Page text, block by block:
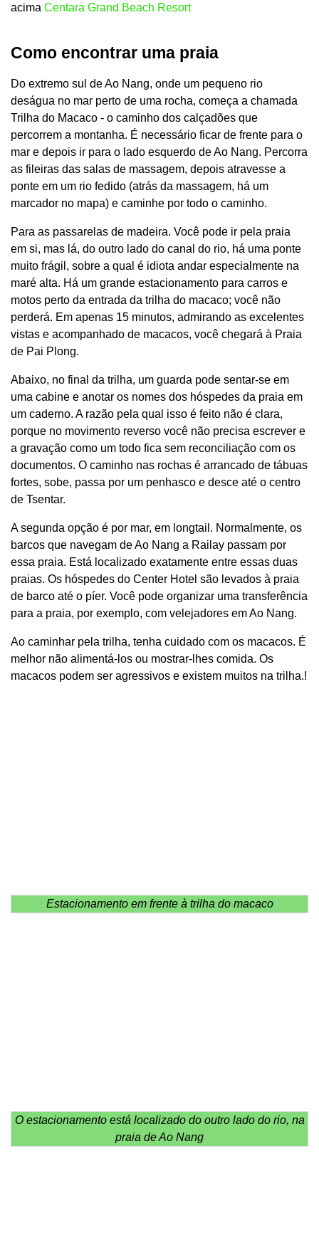
acima Centara Grand Beach Resort
Como encontrar uma praia
Do extremo sul de Ao Nang, onde um pequeno rio
deságua no mar perto de uma rocha, começa a chamada
Trilha do Macaco - o caminho dos calçadões que
percorrem a montanha. É necessário ficar de frente para o
mar e depois ir para o lado esquerdo de Ao Nang. Percorra
as fileiras das salas de massagem, depois atravesse a
ponte em um rio fedido (atrás da massagem, há um
marcador no mapa) e caminhe por todo o caminho.
Para as passarelas de madeira. Você pode ir pela praia
em si, mas lá, do outro lado do canal do rio, há uma ponte
muito frágil, sobre a qual é idiota andar especialmente na
maré alta. Há um grande estacionamento para carros e
motos perto da entrada da trilha do macaco; você não
perderá. Em apenas 15 minutos, admirando as excelentes
vistas e acompanhado de macacos, você chegará à Praia
de Pai Plong.
Abaixo, no final da trilha, um guarda pode sentar-se em
uma cabine e anotar os nomes dos hóspedes da praia em
um caderno. A razão pela qual isso é feito não é clara,
porque no movimento reverso você não precisa escrever e
a gravação como um todo fica sem reconciliação com os
documentos. O caminho nas rochas é arrancado de tábuas
fortes, sobe, passa por um penhasco e desce até o centro
de Tsentar.
A segunda opção é por mar, em longtail. Normalmente, os
barcos que navegam de Ao Nang a Railay passam por
essa praia. Está localizado exatamente entre essas duas
praias. Os hóspedes do Center Hotel são levados à praia
de barco até o píer. Você pode organizar uma transferência
para a praia, por exemplo, com velejadores em Ao Nang.
Ao caminhar pela trilha, tenha cuidado com os macacos. É
melhor não alimentá-los ou mostrar-lhes comida. Os
macacos podem ser agressivos e existem muitos na trilha.!
Estacionamento em frente à trilha do macaco
O estacionamento está localizado do outro lado do rio, na
praia de Ao Nang